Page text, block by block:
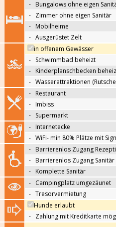
- Bungalows ohne eigen
- Zimmer ohne eigen Sanitär
- Mobilheime
- Ausgerüstet Zelt
in offenem Gewässer
- Schwimmbad beheizt
- Kinderplanschbecken
- Wasserattraktionen
- Restaurant
- Imbiss
- Supermarkt
- Internetecke
- WiFi- min 80% Plätze mit
- Barrierenlos Zugang
- Barrierenlos Zugang Sanitär
- Komplette Sanitär
- Campingplatz umgezäunet
- Tresorvermietung
Hunde erlaubt
- Zahlung mit Kreditkarte